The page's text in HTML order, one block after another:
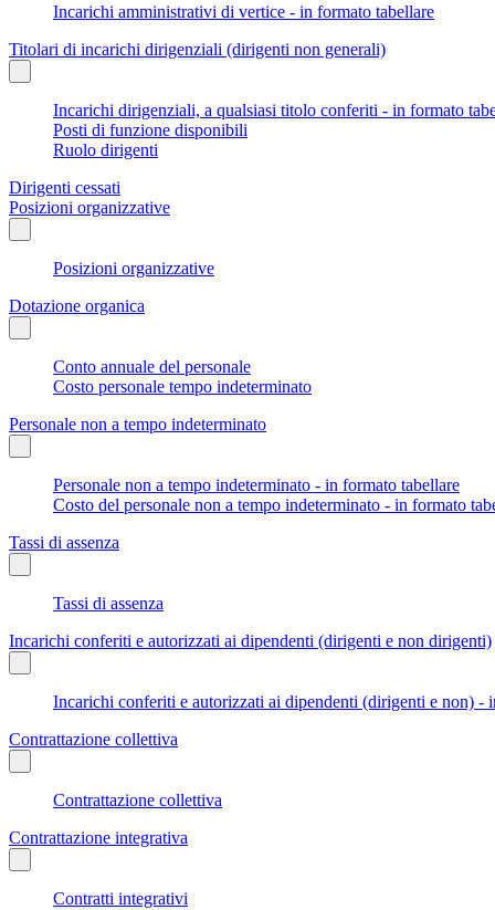
Incarichi amministrativi di vertice - in formato tabellare
Titolari di incarichi dirigenziali (dirigenti non generali)
Incarichi dirigenziali, a qualsiasi titolo conferiti - in formato
Posti di funzione disponibili
Ruolo dirigenti
Dirigenti cessati
Posizioni organizzative
Posizioni organizzative
Dotazione organica
Conto annuale del personale
Costo personale tempo indeterminato
Personale non a tempo indeterminato
Personale non a tempo indeterminato - in formato tabellare
Costo del personale non a tempo indeterminato - in formato
Tassi di assenza
Tassi di assenza
Incarichi conferiti e autorizzati ai dipendenti (dirigenti e non dirigenti)
Incarichi conferiti e autorizzati ai dipendenti (dirigenti e non) -
Contrattazione collettiva
Contrattazione collettiva
Contrattazione integrativa
Contratti integrativi